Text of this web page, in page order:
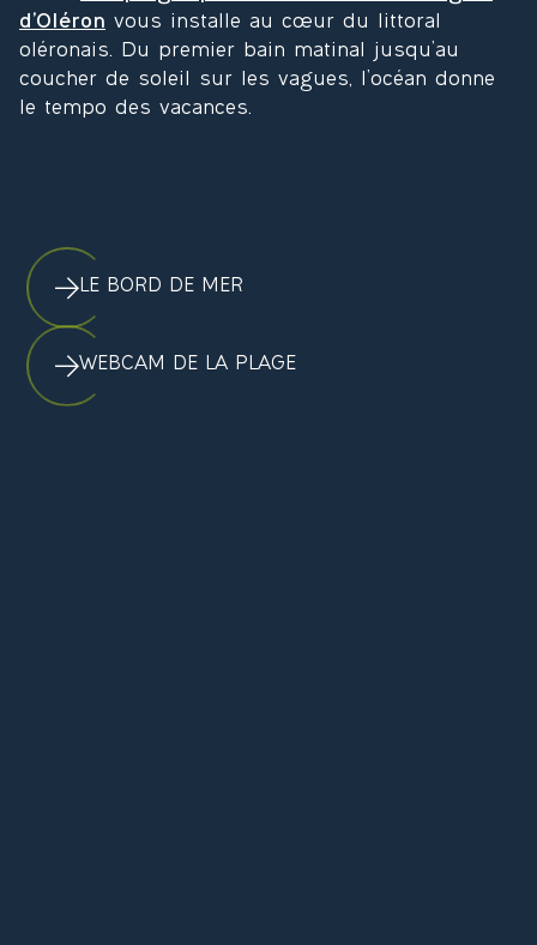
la
mer.
d’Oléron vous installe au cœur du littoral
oléronais. Du premier bain matinal jusqu’au
coucher de soleil sur les vagues, l’océan donne
le tempo des vacances.
LE BORD DE MER
WEBCAM DE LA PLAGE